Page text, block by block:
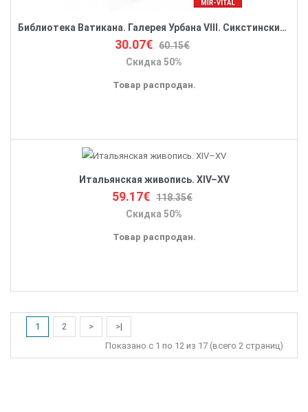
Библиотека Ватикана. Галерея Урбана VIII. Сикстинские залы. Залы Павла
30.07€ 60.15€
Скидка 50%
Товар распродан.
Итальянская живопись. XIV–XV
59.17€ 118.35€
Скидка 50%
Товар распродан.
1 2 >
>|
Показано с 1 по 12 из 17 (всего 2 страниц)